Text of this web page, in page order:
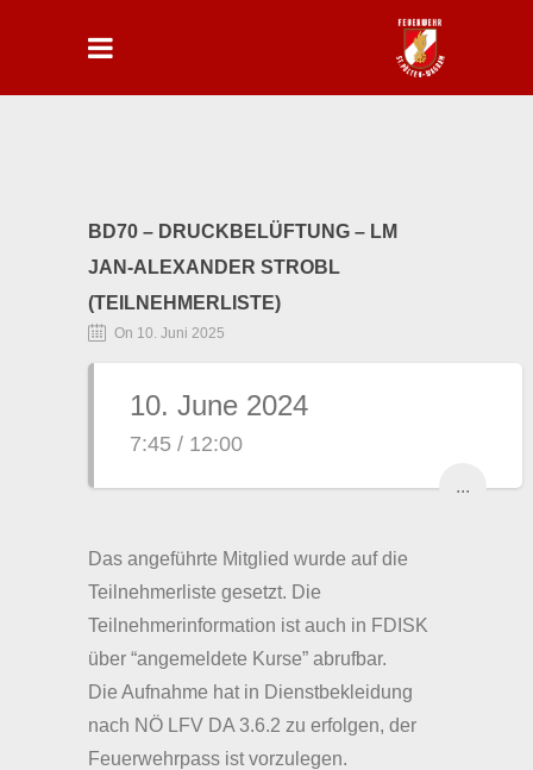
BD70 – DRUCKBELÜFTUNG – LM
JAN-ALEXANDER STROBL
(TEILNEHMERLISTE)
On 10. Juni 2025
10. June 2024
7:45 / 12:00
...
Das angeführte Mitglied wurde auf die
Teilnehmerliste gesetzt. Die
Teilnehmerinformation ist auch in FDISK
über “angemeldete Kurse” abrufbar.
Die Aufnahme hat in Dienstbekleidung
nach NÖ LFV DA 3.6.2 zu erfolgen, der
Feuerwehrpass ist vorzulegen.